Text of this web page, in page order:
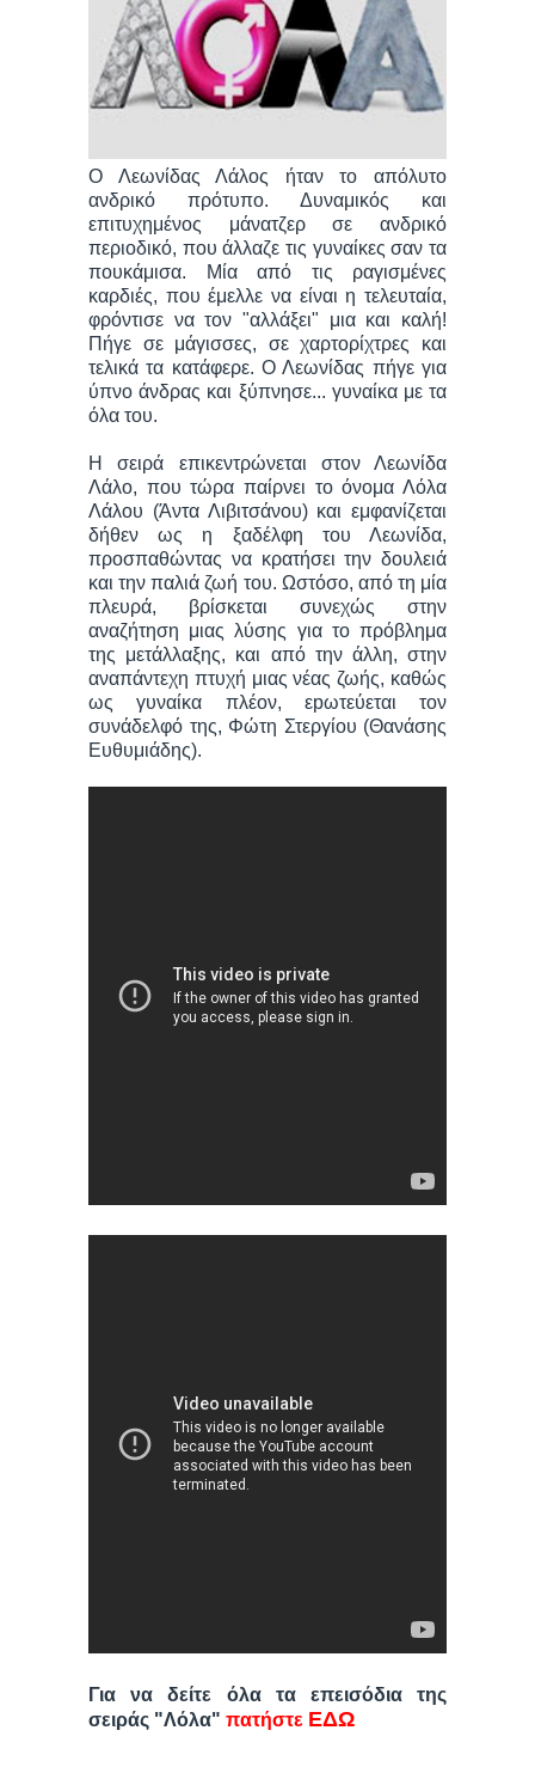
Ο Λεωνίδας Λάλος ήταν το απόλυτο
ανδρικό πρότυπο. Δυναμικός και
επιτυχημένος μάνατζερ σε ανδρικό
περιοδικό, που άλλαζε τις γυναίκες σαν τα
πουκάμισα. Μία από τις ραγισμένες
καρδιές, που έμελλε να είναι η τελευταία,
φρόντισε να τον "αλλάξει" μια και καλή!
Πήγε σε μάγισσες, σε χαρτορίχτρες και
τελικά τα κατάφερε. Ο Λεωνίδας πήγε για
ύπνο άνδρας και ξύπνησε... γυναίκα με τα
όλα του.
Η σειρά επικεντρώνεται στον Λεωνίδα
Λάλο, που τώρα παίρνει το όνομα Λόλα
Λάλου (Άντα Λιβιτσάνου) και εμφανίζεται
δήθεν ως η ξαδέλφη του Λεωνίδα,
προσπαθώντας να κρατήσει την δουλειά
και την παλιά ζωή του. Ωστόσο, από τη μία
πλευρά, βρίσκεται συνεχώς στην
αναζήτηση μιας λύσης για το πρόβλημα
της μετάλλαξης, και από την άλλη, στην
αναπάντεχη πτυχή μιας νέας ζωής, καθώς
ως γυναίκα πλέον, εpωτεύεται τον
συνάδελφό της, Φώτη Στεργίου (Θανάσης
Ευθυμιάδης).
Για να δείτε όλα τα επεισόδια της
σειράς "Λόλα" πατήστε ΕΔΩ